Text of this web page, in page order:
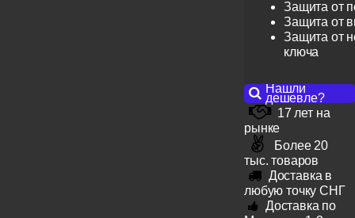
Защита от
Защита от
Защита от
ключа
Нашли
дешевле?
17 лет на
рынке
Более 20
тыс. товаров
Доставка в
любую точку СНГ
Доставка по